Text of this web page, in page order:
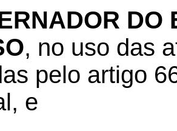
DO
, no uso das
pelo artigo
e